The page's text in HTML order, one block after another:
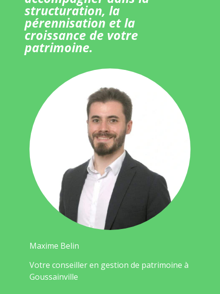
structuration, la
pérennisation et la
croissance de votre
patrimoine.
Maxime Belin
Votre conseiller en gestion de patrimoine à
Goussainville